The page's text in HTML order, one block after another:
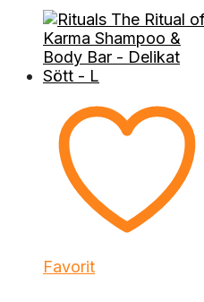
Favorit